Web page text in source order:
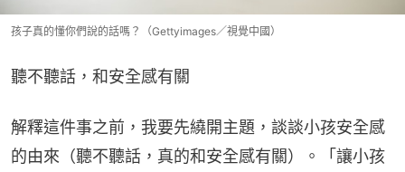
孩子真的懂你們說的話嗎？（Gettyimages／視覺中國）
聽不聽話，和安全感有關
解釋這件事之前，我要先繞開主題，談談小孩安全感
的由來（聽不聽話，真的和安全感有關）。「讓小孩